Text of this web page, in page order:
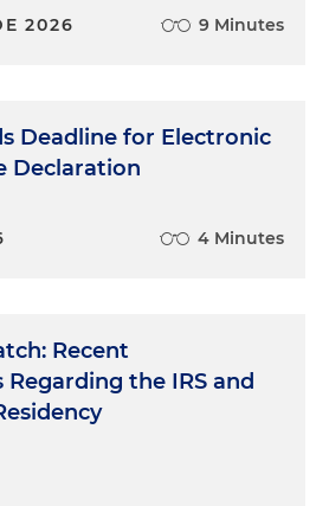
2026 9 Minutes
Deadline for Electronic
Declaration
4 Minutes
Recent
the IRS and